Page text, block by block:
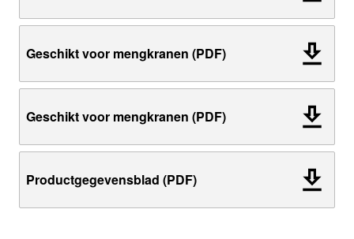
Geschikt voor mengkranen (PDF)
Geschikt voor mengkranen (PDF)
Productgegevensblad (PDF)